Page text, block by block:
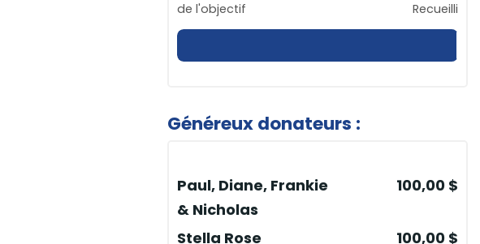
de l'objectif Recueilli
Généreux donateurs :
Paul, Diane, Frankie
& Nicholas
100,00 $
Stella Rose 100,00 $